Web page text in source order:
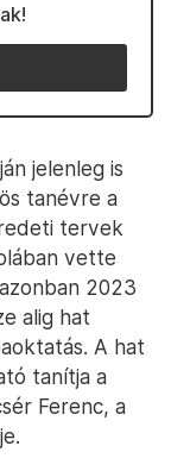
jelenleg is
tanévre a
tervek
vette
2023
alig hat
A hat
tanítja a
Ferenc, a